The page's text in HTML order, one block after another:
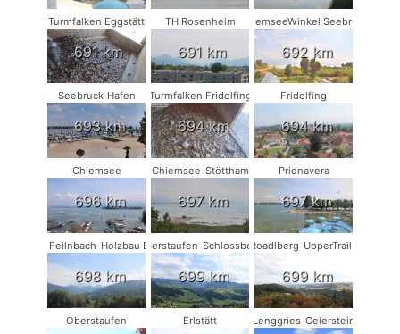
Turmfalken Eggstätt
691 km
TH Rosenheim
691 km
ChiemseeWinkel Seebruck
692 km
Seebruck-Hafen
693 km
Turmfalken Fridolfing
694 km
Fridolfing
694 km
Chiemsee
696 km
Chiemsee-Stöttham
697 km
Prienavera
697 km
Bad Feilnbach-Holzbau Eder
698 km
Oberstaufen-Schlossberg
699 km
Roadlberg-UpperTrails
699 km
Oberstaufen Erlstätt Lenggries-Geierstein